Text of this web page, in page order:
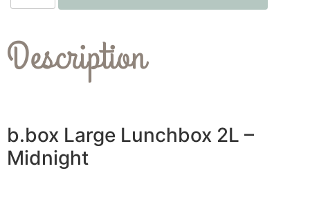
Description
b.box Large Lunchbox 2L –
Midnight